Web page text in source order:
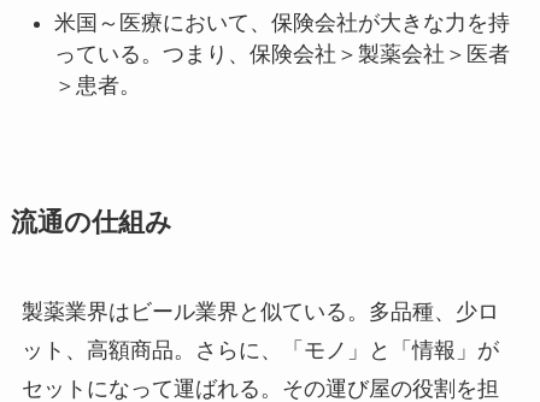
米国～医療において、保険会社が大きな力を持
っている。つまり、保険会社＞製薬会社＞医者
＞患者。
流通の仕組み
製薬業界はビール業界と似ている。多品種、少ロ
ット、高額商品。さらに、「モノ」と「情報」が
セットになって運ばれる。その運び屋の役割を担